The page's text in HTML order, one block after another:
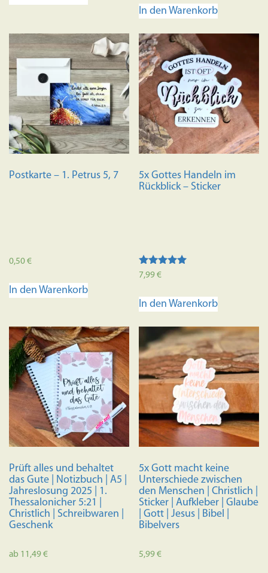
In den Warenkorb
Postkarte – 1. Petrus 5, 7
0,50€
In den Warenkorb
5x Gottes Handeln im
Rückblick – Sticker
Bewertet mit
5.00
7,99€
In den Warenkorb
Prüft alles und behaltet
das Gute | Notizbuch | A5 |
Jahreslosung 2025 | 1.
Thessalonicher 5:21 |
Christlich | Schreibwaren |
Geschenk
ab 11,49€
5x Gott macht keine
Unterschiede zwischen
den Menschen | Christlich |
Sticker | Aufkleber | Glaube
| Gott | Jesus | Bibel |
Bibelvers
5,99€